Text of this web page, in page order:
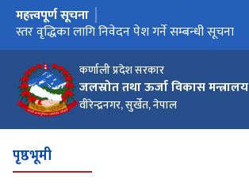
कर्णाली प्रदेश सरकार
जलस्रोत तथा ऊर्जा विकास मन्त्रालय
वीरेन्द्रनगर, सुर्खेत, नेपाल
मुख्य नेभिगेसनमा जानुहोस्
महत्त्वपूर्ण सूचना
स्तर वृद्धिका लागि निवेदन पेश गर्ने सम्बन्धी सूचना
पृष्ठभूमी